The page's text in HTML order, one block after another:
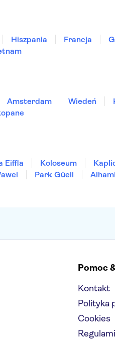
Hiszpania Francja
Amsterdam Wiedeń
Eiffla Koloseum
Park Güell
Pomoc
Kontakt
Polityka
Cookies